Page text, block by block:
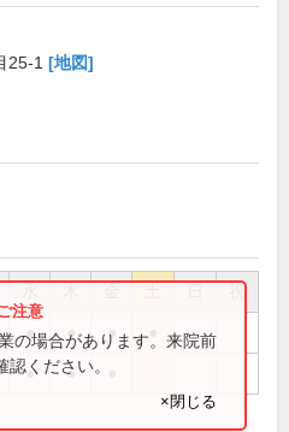
25-1 [地図]
祝
● ● ●
● ●
の場合があります。来院前
ください。
×閉じる